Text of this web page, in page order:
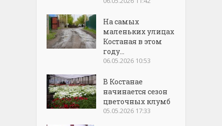
На самых
маленьких улицах
Костаная в этом
году...
06.05.2026 10:53
В Костанае
начинается сезон
цветочных клумб
05.05.2026 17:33